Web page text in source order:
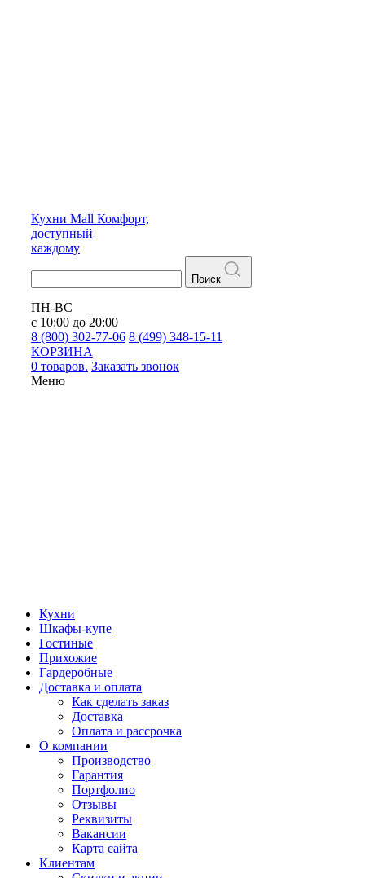
Кухни Mall Комфорт,
доступный
каждому
Поиск
ПН-ВС
с 10:00 до 20:00
8 (800) 302-77-06 8 (499) 348-15-11
КОРЗИНА
0 товаров. Заказать звонок
Меню
Кухни
Шкафы-купе
Гостиные
Прихожие
Гардеробные
Доставка и оплата
Как сделать заказ
Доставка
Оплата и рассрочка
О компании
Производство
Гарантия
Портфолио
Отзывы
Реквизиты
Вакансии
Карта сайта
Клиентам